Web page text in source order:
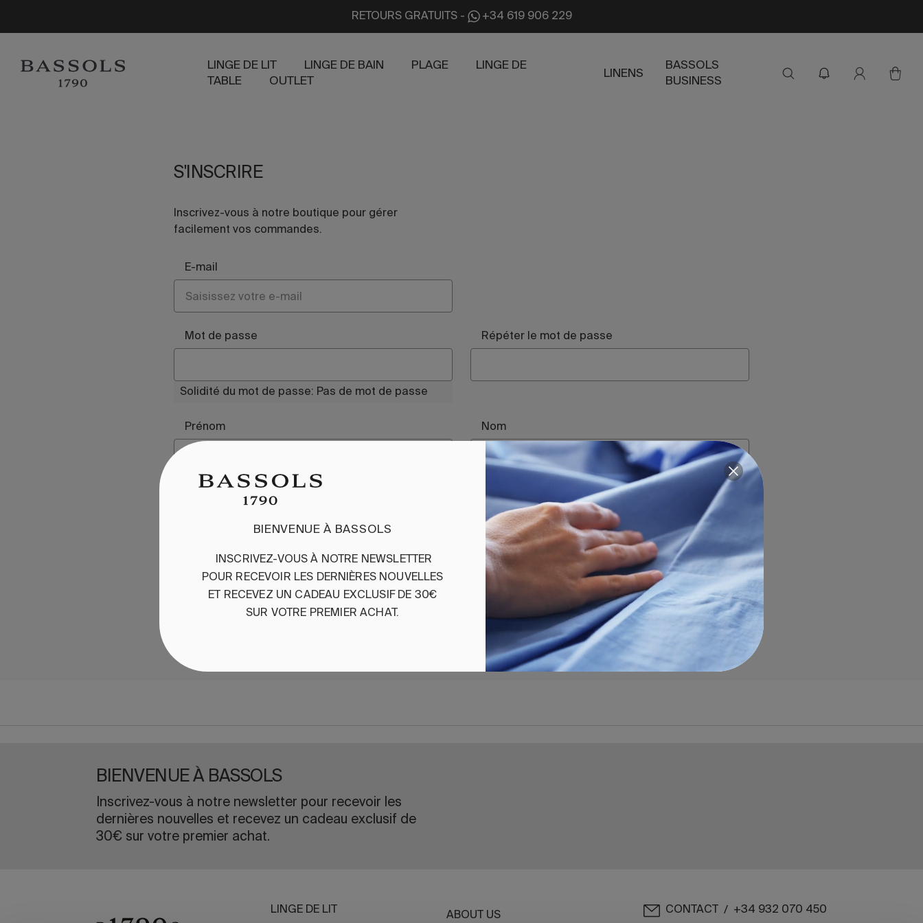
RETOURS GRATUITS- +34 619 906 229
LINGE DE LIT LINGE DE BAIN PLAGE
LINGE DE
TABLE
OUTLET
LINENS
BASSOLS
BUSINESS
S'INSCRIRE
Inscrivez-vous à notre boutique pour gérer
facilement vos commandes.
E-mail
Mot de passe
Solidité du mot de passe: Pas de mot de passe
Répéter le mot de passe
Prénom Nom
J'accepte la politique de confidentialité
Se souvenir de moi
Créer un compte
BIENVENUE À BASSOLS
Inscrivez-vous à notre newsletter pour recevoir les
dernières nouvelles et recevez un cadeau exclusif de
30€ sur votre premier achat.
LINGE DE LIT ABOUT US CONTACT / +34 932 070 450
BIENVENUE À BASSOLS
INSCRIVEZ-VOUS À NOTRE NEWSLETTER
POUR RECEVOIR LES DERNIÈRES NOUVELLES
ET
RECEVEZ UN CADEAU EXCLUSIFDE 30€
SUR VOTRE PREMIER ACHAT .